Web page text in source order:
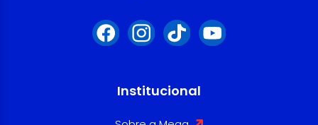
Institucional